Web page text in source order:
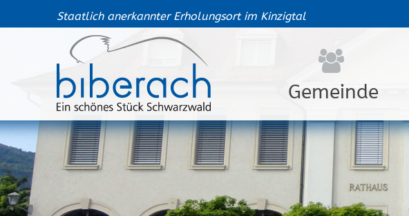
Staatlich anerkannter Erholungsort im Kinzigtal
Gemeinde